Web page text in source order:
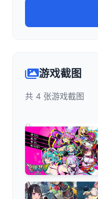
游戏截图
共 4 张游戏截图